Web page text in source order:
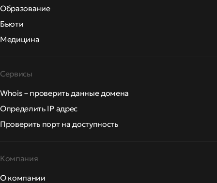
Образование
Бьюти
Медицина
Сервисы
Whois – проверить данные домена
Определить IP адрес
Проверить порт на доступность
Компания
О компании